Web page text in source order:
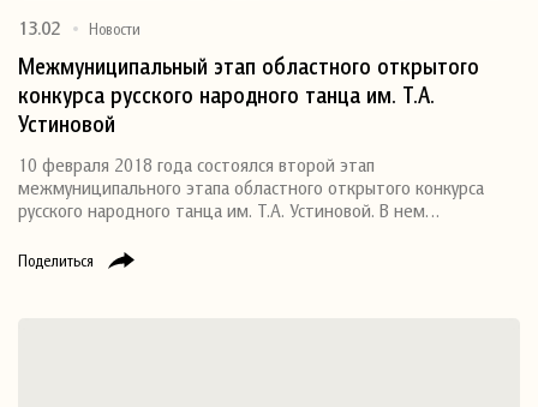
Поделиться
13.02 Новости
Межмуниципальный этап областного открытого
конкурса русского народного танца им. Т.А.
Устиновой
10 февраля 2018 года состоялся второй этап
межмуниципального этапа областного открытого конкурса
русского народного танца им. Т.А. Устиновой. В нем…